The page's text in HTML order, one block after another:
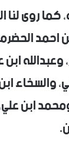
روى
احمد
ابن
والسخاء
ابن